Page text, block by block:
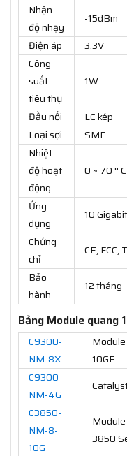
Nhận
độ nhạy
-15dBm
Điện áp
3,3V
Công
suất
tiêu thụ
1W
Đầu nối
LC kép
Loại sợi
SMF
Nhiệt
độ hoạt
động
0 ~ 70 ° C
Ứng
dụng
10
Chứng
chỉ
CE, FCC,
Bảo
hành
12 tháng
Bảng Module quang
C9300-
NM-8X
10GE
C9300-
NM-4G
C3850-
NM-8-
10G
3850